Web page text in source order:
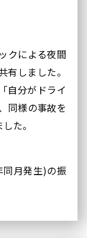
クによる夜間
しました。
自分がドライ
同様の事故を
た。
同月発生)の振